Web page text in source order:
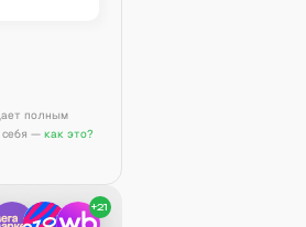
полным
себя — как это?
+21